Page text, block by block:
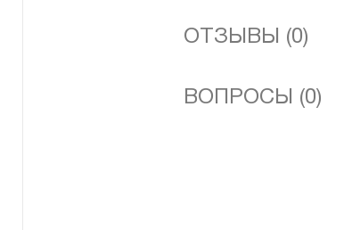
ОТЗЫВЫ (0)
ВОПРОСЫ (0)